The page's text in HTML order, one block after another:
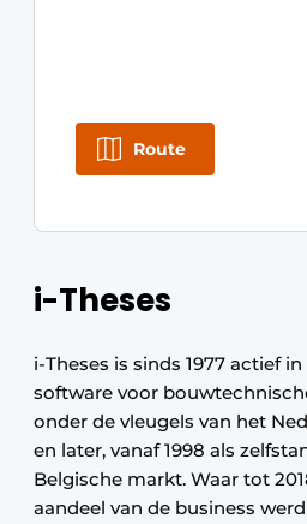
i-Theses
i-Theses is sinds 1977 actief
software voor
onder de vleugels van het
en later, vanaf 1998 als
Belgische markt. Waar tot
aandeel van de business
Route